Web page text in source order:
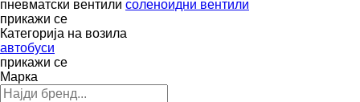
пневматски вентили соленоидни вентили
прикажи се
Категорија на возила
автобуси
прикажи се
Марка